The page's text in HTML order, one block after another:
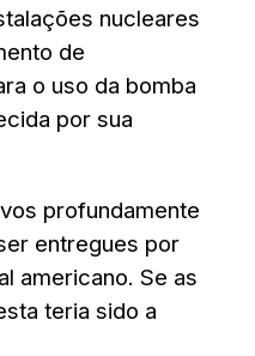
nucleares
de
o uso da bomba
por sua
profundamente
entregues por
americano. Se as
teria sido a